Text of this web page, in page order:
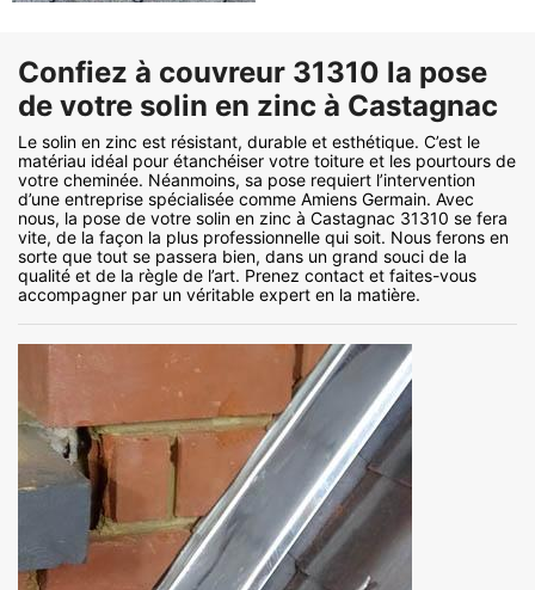
Confiez à couvreur 31310 la pose
de votre solin en zinc à Castagnac
Le solin en zinc est résistant, durable et esthétique. C’est le
matériau idéal pour étanchéiser votre toiture et les pourtours de
votre cheminée. Néanmoins, sa pose requiert l’intervention
d’une entreprise spécialisée comme Amiens Germain. Avec
nous, la pose de votre solin en zinc à Castagnac 31310 se fera
vite, de la façon la plus professionnelle qui soit. Nous ferons en
sorte que tout se passera bien, dans un grand souci de la
qualité et de la règle de l’art. Prenez contact et faites-vous
accompagner par un véritable expert en la matière.